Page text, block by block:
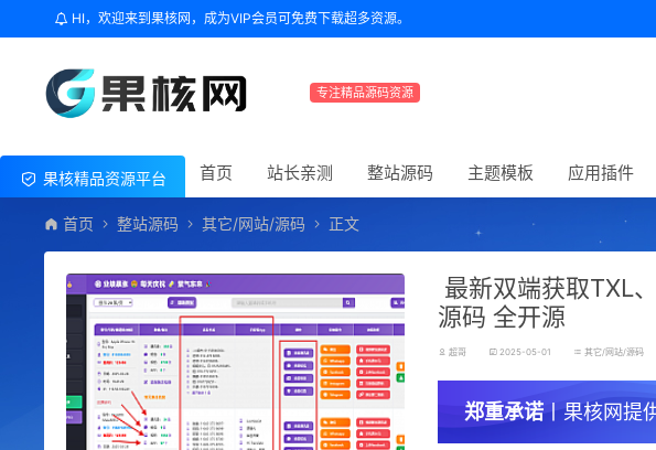
HI，欢迎来到果核网，成为VIP会员可免费下载超多资源。
专注精品源码资源
果核精品资源平台 首页 站长亲测 整站源码 主题模板 应用插件
首页 整站源码 其它/网站/源码 正文
最新双端获取TXL
源码 全开源
超哥 2025-05-01 其它/网站/源码
郑重承诺丨果核网提